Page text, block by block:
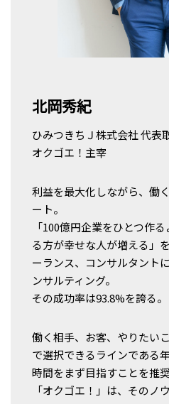
北岡秀紀
ひみつきちＪ株式会社 代表
オクゴエ！主宰
利益を最大化しながら、働
ート。
「100億円企業をひとつ作
る方が幸せな人が増える」
ーランス、コンサルタント
ンサルティング。
その成功率は93.8%を誇る。
働く相手、お客、やりたい
で選択できるラインである
時間をまず目指すことを推
「オクゴエ！」は、そのノ